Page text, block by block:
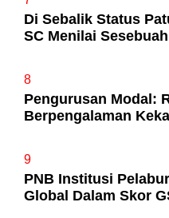
Di Sebalik Status
SC Menilai
8
Pengurusan Modal:
Berpengalaman
9
PNB Institusi
Global Dalam Skor